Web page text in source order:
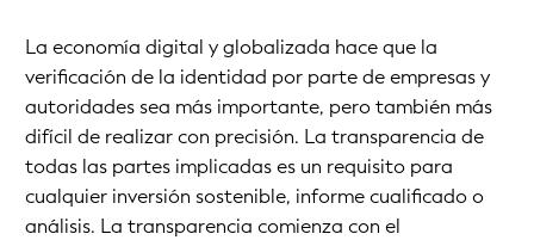
La economía digital y globalizada hace que la
verificación de la identidad por parte de empresas y
autoridades sea más importante, pero también más
difícil de realizar con precisión. La transparencia de
todas las partes implicadas es un requisito para
cualquier inversión sostenible, informe cualificado o
análisis. La transparencia comienza con el